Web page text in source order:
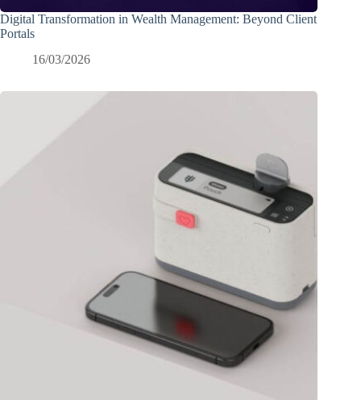
Digital Transformation in Wealth Management: Beyond Client
Portals
16/03/2026